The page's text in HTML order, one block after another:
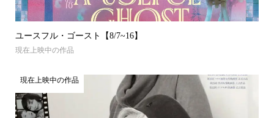
ユースフル・ゴースト【8/7~16】
現在上映中の作品
現在上映中の作品